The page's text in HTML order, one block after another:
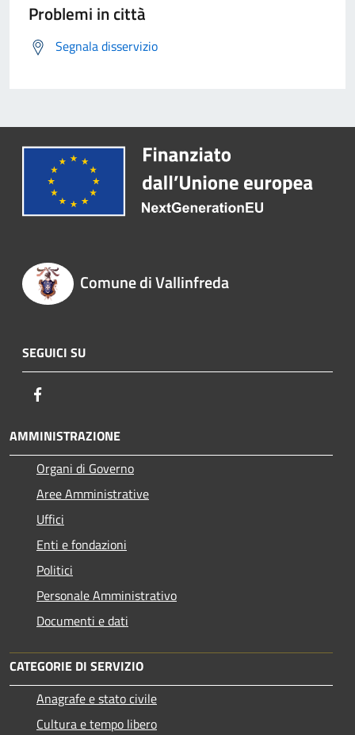
Problemi in città
Segnala disservizio
Comune di Vallinfreda
SEGUICI SU
AMMINISTRAZIONE
Organi di Governo
Aree Amministrative
Uffici
Enti e fondazioni
Politici
Personale Amministrativo
Documenti e dati
CATEGORIE DI SERVIZIO
Anagrafe e stato civile
Cultura e tempo libero